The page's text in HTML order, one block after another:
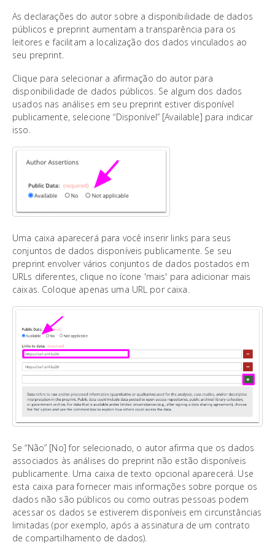
As declarações do autor sobre a disponibilidade de dados
públicos e preprint aumentam a transparência para os
leitores e facilitam a localização dos dados vinculados ao
seu preprint.
Clique para selecionar a afirmação do autor para
disponibilidade de dados públicos. Se algum dos dados
usados nas análises em seu preprint estiver disponível
publicamente, selecione “Disponível” [Available] para indicar
isso.
Uma caixa aparecerá para você inserir links para seus
conjuntos de dados disponíveis publicamente. Se seu
preprint envolver vários conjuntos de dados postados em
URLs diferentes, clique no ícone 'mais' para adicionar mais
caixas. Coloque apenas uma URL por caixa.
Se “Não” [No] for selecionado, o autor afirma que os dados
associados às análises do preprint não estão disponíveis
publicamente. Uma caixa de texto opcional aparecerá. Use
esta caixa para fornecer mais informações sobre porque os
dados não são públicos ou como outras pessoas podem
acessar os dados se estiverem disponíveis em circunstâncias
limitadas (por exemplo, após a assinatura de um contrato
de compartilhamento de dados).